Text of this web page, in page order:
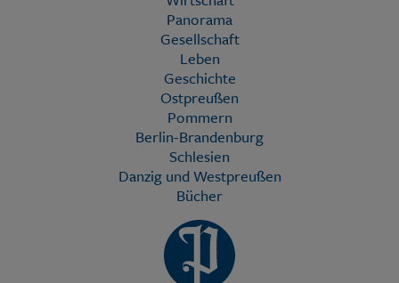
Panorama
Gesellschaft
Leben
Geschichte
Ostpreußen
Pommern
Berlin-Brandenburg
Schlesien
Danzig und Westpreußen
Bücher